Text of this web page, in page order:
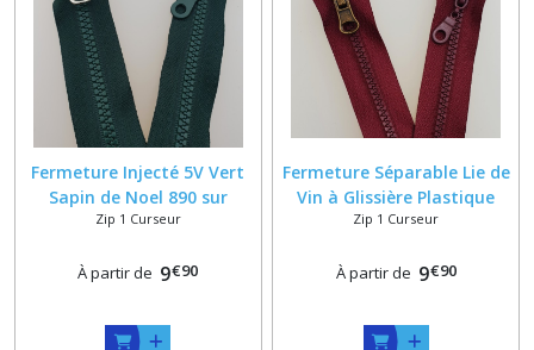
Fermeture Injecté 5V Vert
Sapin de Noel 890 sur
Mesure Jusqu'à 80 cm
Zip 1 Curseur
À partir de 9€90
Fermeture Séparable Lie de
Vin à Glissière Plastique
Injecte Sur Mesure Maxi 80
Zip 1 Curseur
À partir de 9€90